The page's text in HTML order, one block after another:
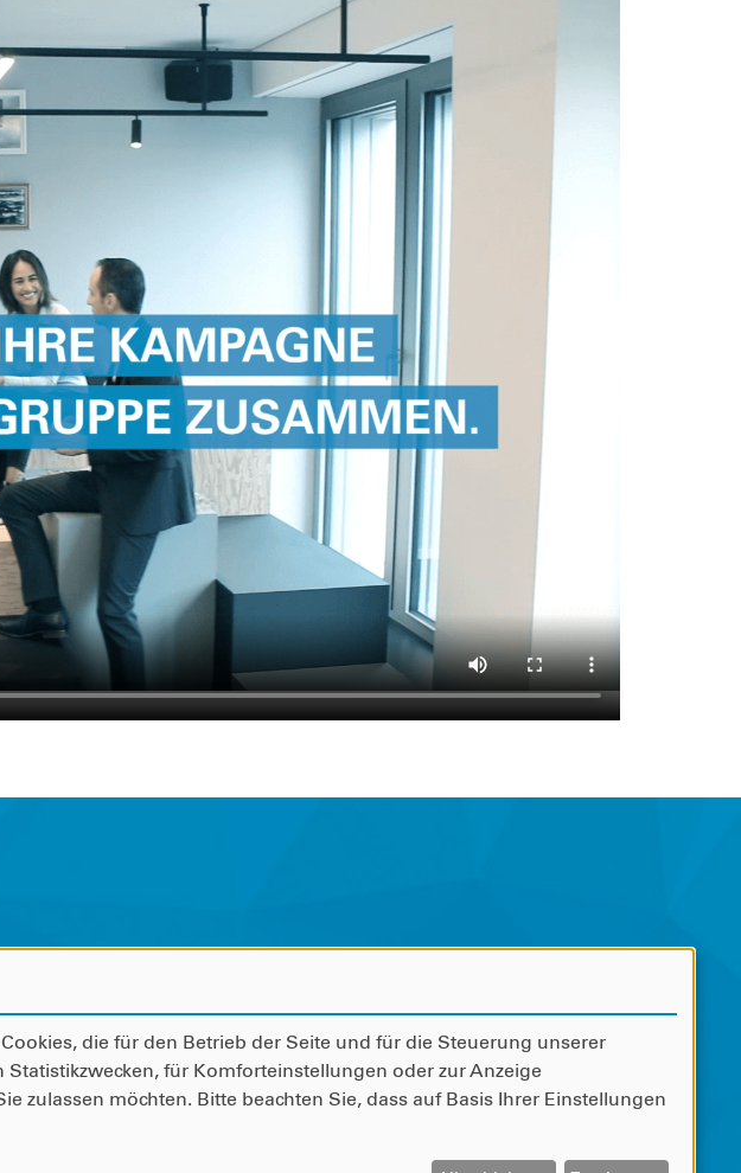
Datenschutzerklärung
Copyright © MWO Health - 2026
die für den Betrieb der Seite und für die Steuerung unserer
für Komforteinstellungen oder zur Anzeige
zulassen möchten. Bitte beachten Sie, dass auf Basis Ihrer Einstellungen